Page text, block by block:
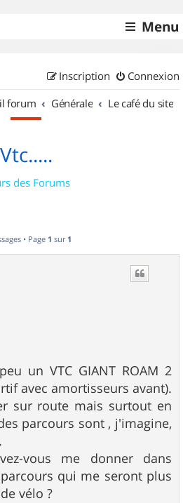
Menu
Connexion
Inscription
forum Générale Le café du site
Vtc.....
des Forums
• Page 1 sur 1
un VTC GIANT ROAM 2
avec amortisseurs avant).
sur route mais surtout en
parcours sont , j'imagine,
vous me donner dans
qui me seront plus
vélo ?